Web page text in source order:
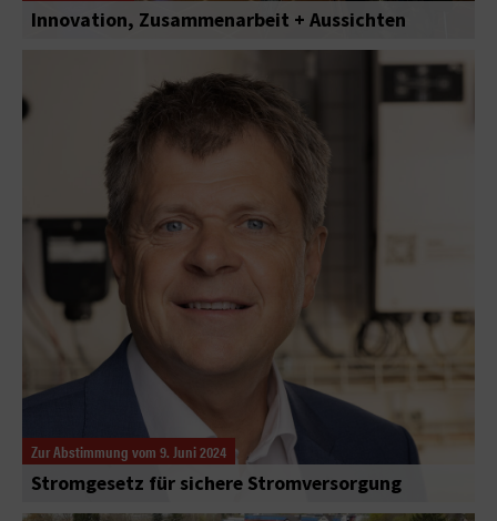
Innovation, Zusammenarbeit + Aussichten
Zur Abstimmung vom 9. Juni 2024
Stromgesetz für sichere Stromversorgung